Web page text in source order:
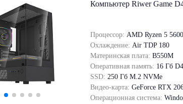
Компьютер Riwer Game
Процессор: AMD Ryzen 5 5600
Охлаждение: Air TDP 180
Материнская плата: B550M
Оперативная память: 16 Гб
SSD: 250 Гб M.2 NVMe
Видео-карта: GeForce RTX
Операционная система: